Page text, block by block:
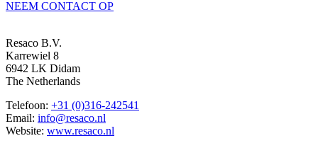
NEEM CONTACT OP
Resaco B.V.
Karrewiel 8
6942 LK Didam
The Netherlands
Telefoon: +31 (0)316-242541
Email: info@resaco.nl
Website: www.resaco.nl